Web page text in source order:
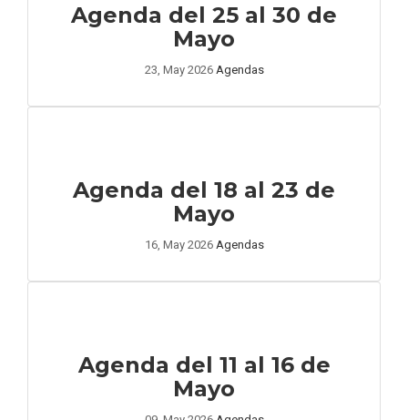
Agenda del 25 al 30 de
Mayo
23, May 2026 Agendas
Agenda del 18 al 23 de
Mayo
16, May 2026 Agendas
Agenda del 11 al 16 de
Mayo